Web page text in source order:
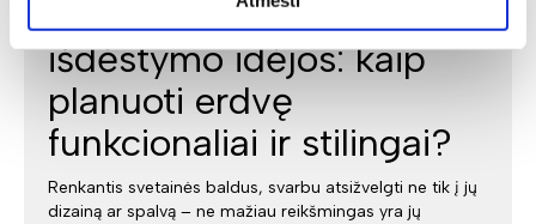
Svetainės baldų
išdėstymo idėjos: kaip
planuoti erdvę
funkcionaliai ir stilingai?
Renkantis svetainės baldus, svarbu atsižvelgti ne tik į jų
dizainą ar spalvą – ne mažiau reikšmingas yra jų